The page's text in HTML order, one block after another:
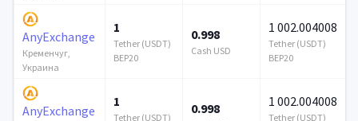
AnyExchange
Кременчуг,
Украина
1
Tether (USDT)
BEP20
0.998
Cash USD
1 002.004008
Tether (USDT)
BEP20
AnyExchange
1
Tether (USDT)
0.998 1 002.004008
Tether (USDT)